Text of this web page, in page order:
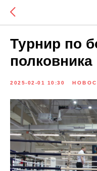
Турнир по
2025-02-01 10:30